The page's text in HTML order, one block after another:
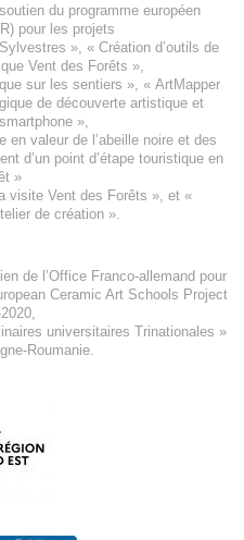
du programme européen
pour les projets
», « Création d’outils de
Vent des Forêts »,
sur les sentiers », « ArtMapper
de découverte artistique et
»,
en valeur de l’abeille noire et des
d’un point d’étape touristique en
»
visite Vent des Forêts », et «
de création».
de l’Office Franco-allemand pour
Ceramic Art Schools Project
universitaires Trinationales »
Roumanie.